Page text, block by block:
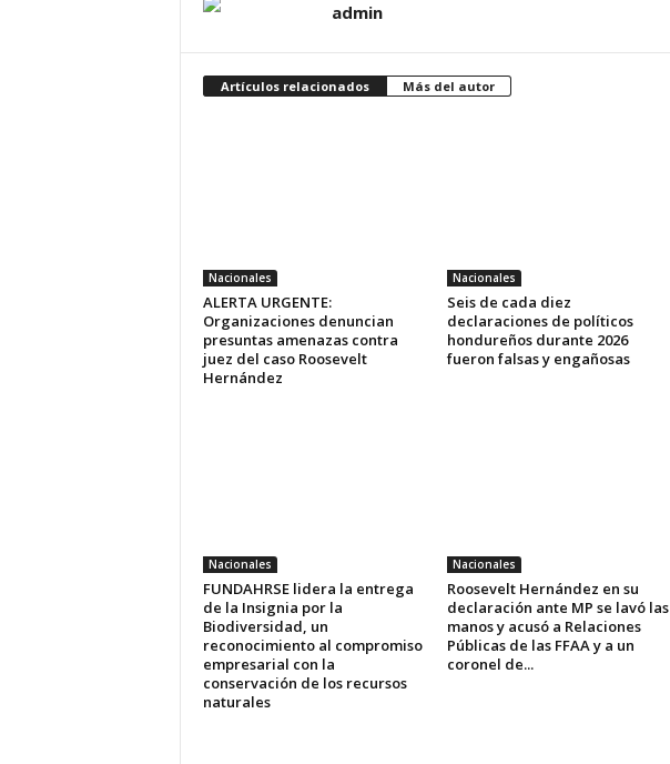
admin
Artículos relacionados Más del autor
Nacionales
ALERTA URGENTE:
Organizaciones denuncian
presuntas amenazas contra
juez del caso Roosevelt
Hernández
Nacionales
Seis de cada diez
declaraciones de políticos
hondureños durante 2026
fueron falsas y engañosas
Nacionales
FUNDAHRSE lidera la entrega
de la Insignia por la
Biodiversidad, un
reconocimiento al compromiso
empresarial con la
conservación de los recursos
naturales
Nacionales
Roosevelt Hernández en su
declaración ante MP se lavó las
manos y acusó a Relaciones
Públicas de las FFAA y a un
coronel de...